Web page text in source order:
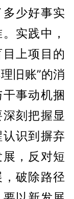
少好事实
实践中，
上项目的
旧账”的消
事动机捆
刻把握显
识到摒弃
，反对短
破除路径